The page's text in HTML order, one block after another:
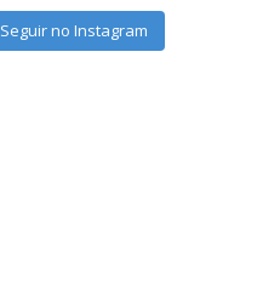
Seguir no Instagram